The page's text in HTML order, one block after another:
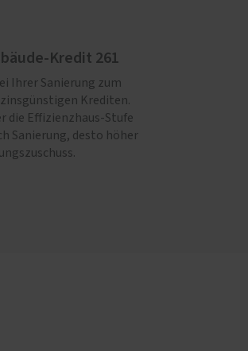
Kredit 261
Ihrer Sanierung zum
Krediten.
die Effizienz­haus-Stufe
Sanierung, desto höher